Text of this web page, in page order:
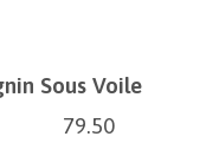
Sous Voile